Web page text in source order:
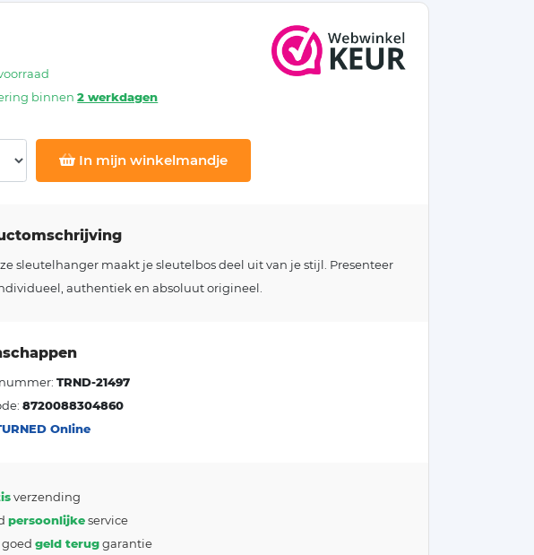
binnen2 werkdagen
In mijn winkelmandje
sleutelhanger maakt je sleutelbos deel uit van je stijl. Presenteer
authentiek en absoluut origineel.
TRND-21497
8720088304860
Online
verzending
persoonlijkeservice
geld teruggarantie